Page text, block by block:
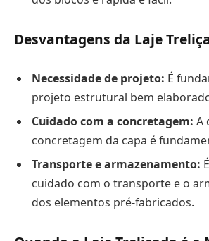
Desvantagens da Laje
Necessidade de projeto: É
projeto estrutural bem
Cuidado com a concretagem: A
concretagem da capa é
Transporte e armazenamento:
cuidado com o transporte e o
dos elementos pré-fabricados.